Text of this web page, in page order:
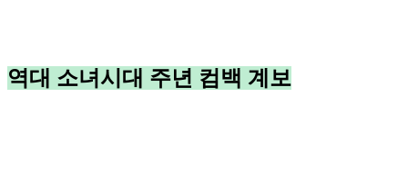
역대 소녀시대 주년 컴백 계보